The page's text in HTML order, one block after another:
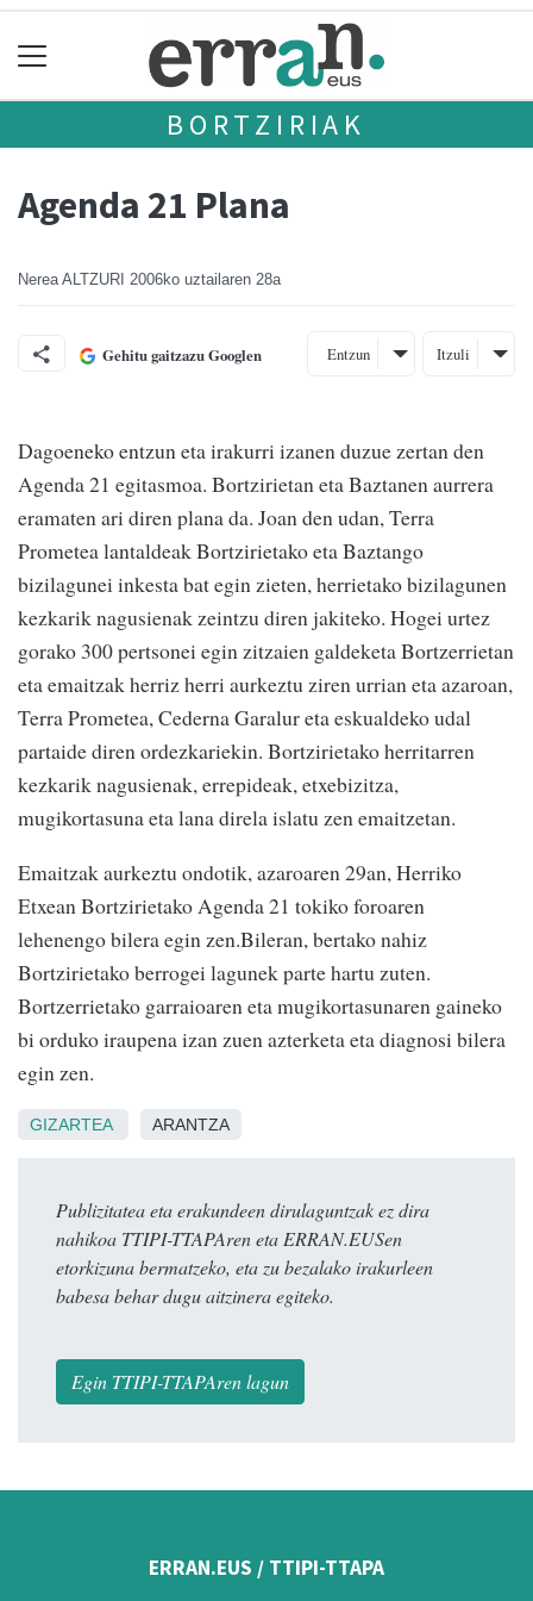
BORTZIRIAK
Agenda 21 Plana
Nerea ALTZURI 2006ko uztailaren 28a
Gehitu gaitzazu Googlen Entzun Itzuli
Dagoeneko entzun eta irakurri izanen duzue zertan den
Agenda 21 egitasmoa. Bortzirietan eta Baztanen aurrera
eramaten ari diren plana da. Joan den udan, Terra
Prometea lantaldeak Bortzirietako eta Baztango
bizilagunei inkesta bat egin zieten, herrietako bizilagunen
kezkarik nagusienak zeintzu diren jakiteko. Hogei urtez
gorako 300 pertsonei egin zitzaien galdeketa Bortzerrietan
eta emaitzak herriz herri aurkeztu ziren urrian eta azaroan,
Terra Prometea, Cederna Garalur eta eskualdeko udal
partaide diren ordezkariekin. Bortzirietako herritarren
kezkarik nagusienak, errepideak, etxebizitza,
mugikortasuna eta lana direla islatu zen emaitzetan.
Emaitzak aurkeztu ondotik, azaroaren 29an, Herriko
Etxean Bortzirietako Agenda 21 tokiko foroaren
lehenengo bilera egin zen.Bileran, bertako nahiz
Bortzirietako berrogei lagunek parte hartu zuten.
Bortzerrietako garraioaren eta mugikortasunaren gaineko
bi orduko iraupena izan zuen azterketa eta diagnosi bilera
egin zen.
GIZARTEA ARANTZA
Publizitatea eta erakundeen dirulaguntzak ez dira
nahikoa TTIPI-TTAPAren eta ERRAN.EUSen
etorkizuna bermatzeko, eta zu bezalako irakurleen
babesa behar dugu aitzinera egiteko.
Egin TTIPI-TTAPAren lagun
ERRAN.EUS / TTIPI-TTAPA